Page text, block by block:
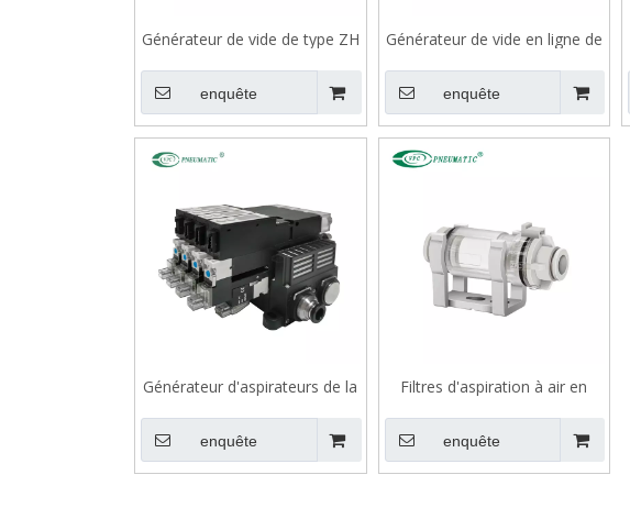
Générateur de vide de type ZH
enquête
Générateur de vide en ligne de
enquête
Générateur d'aspirateurs de la
enquête
Filtres d'aspiration à air en
enquête